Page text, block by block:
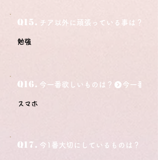
Q15. チア以外に頑張っている事は？
勉強
Q16. 今一番欲しいものは？
スマホ
Q17. 今1番大切にしているものは？